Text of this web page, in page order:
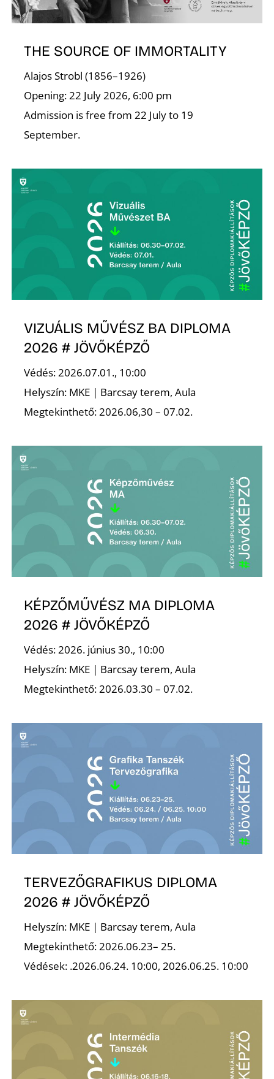
THE SOURCE OF IMMORTALITY
Alajos Strobl (1856–1926)
Opening: 22 July 2026, 6:00 pm
Admission is free from 22 July to 19
September.
VIZUÁLIS MŰVÉSZ BA DIPLOMA
2026 # JÖVŐKÉPZŐ
Védés: 2026.07.01., 10:00
Helyszín: MKE | Barcsay terem, Aula
Megtekinthető: 2026.06,30 – 07.02.
KÉPZŐMŰVÉSZ MA DIPLOMA
2026 # JÖVŐKÉPZŐ
Védés: 2026. június 30., 10:00
Helyszín: MKE | Barcsay terem, Aula
Megtekinthető: 2026.03.30 – 07.02.
TERVEZŐGRAFIKUS DIPLOMA
2026 # JÖVŐKÉPZŐ
Helyszín: MKE | Barcsay terem, Aula
Megtekinthető: 2026.06.23– 25.
Védések: .2026.06.24. 10:00, 2026.06.25. 10:00